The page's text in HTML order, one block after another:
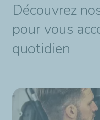
Découvrez
pour vous
quotidien